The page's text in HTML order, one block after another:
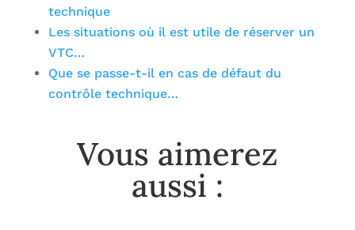
technique
Les situations où il est utile de réserver un
VTC…
Que se passe-t-il en cas de défaut du
contrôle technique…
Vous aimerez
aussi :